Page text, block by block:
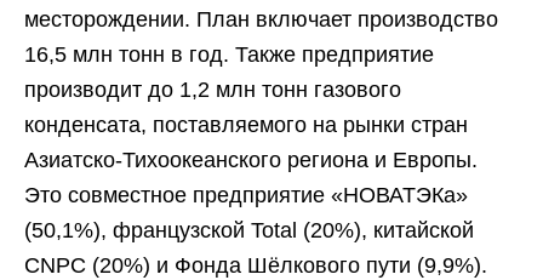
месторождении. План включает производство
16,5 млн тонн в год. Также предприятие
производит до 1,2 млн тонн газового
конденсата, поставляемого на рынки стран
Азиатско-Тихоокеанского региона и Европы.
Это совместное предприятие «НОВАТЭКа»
(50,1%), французской Total (20%), китайской
CNPC (20%) и Фонда Шёлкового пути (9,9%).